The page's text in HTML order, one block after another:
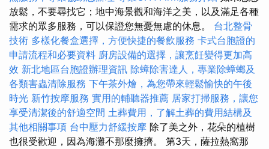
放鬆，不要尋找它；地中海景觀和海洋之美，以及滿足各種
需求的眾多服務，可以保證您無憂無慮的休息。 台北整骨
技術 多樣化餐盒選擇，方便快捷的餐飲服務 卡式台胞證的
申請流程和必要資料 廚房設備的選擇，讓烹飪變得更加高
效 新北地區台胞證辦理資訊 除蟑除害達人，專業除蟑螂及
各類害蟲清除服務 下午茶外燴，為您帶來輕鬆愉快的午後
時光 新竹按摩服務 實用的輔聽器推薦 居家打掃服務，讓您
享受清潔後的舒適空間 土葬費用，了解土葬的費用結構及
其他相關事項 台中壓力舒緩按摩 除了美之外，花朵的植樹
也很受歡迎，因為海灘不那麼擁擠。 第3天，薩拉熱窩那